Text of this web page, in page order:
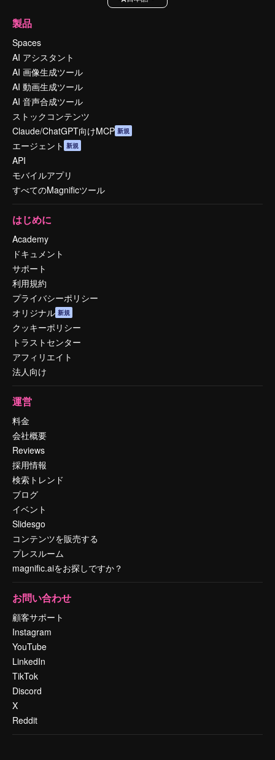
製品
Spaces
AI アシスタント
AI 画像生成ツール
AI 動画生成ツール
AI 音声合成ツール
ストックコンテンツ
Claude/ChatGPT向けMCP 新規
エージェント 新規
API
モバイルアプリ
すべてのMagnificツール
はじめに
Academy
ドキュメント
サポート
利用規約
プライバシーポリシー
オリジナル 新規
クッキーポリシー
トラストセンター
アフィリエイト
法人向け
運営
料金
会社概要
Reviews
採用情報
検索トレンド
ブログ
イベント
Slidesgo
コンテンツを販売する
プレスルーム
magnific.aiをお探しですか？
お問い合わせ
顧客サポート
Instagram
YouTube
LinkedIn
TikTok
Discord
X
Reddit